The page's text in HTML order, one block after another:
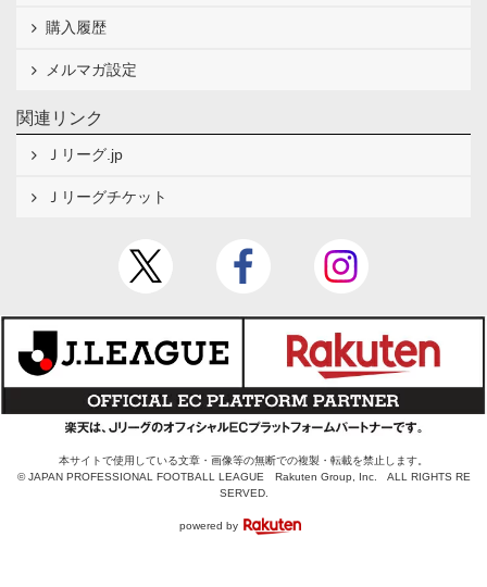
購入履歴
メルマガ設定
関連リンク
Ｊリーグ.jp
Ｊリーグチケット
本サイトで使用している文章・画像等の無断での複製・転載を禁止します。
© JAPAN PROFESSIONAL FOOTBALL LEAGUE Rakuten Group, Inc. ALL RIGHTS RE
SERVED.
powered by